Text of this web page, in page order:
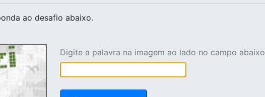
ao desafio abaixo.
Digite a palavra na imagem ao lado no campo abaixo